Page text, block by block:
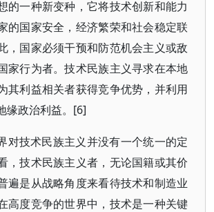
的一种新变种，它将技术创新和能力
的国家安全，经济繁荣和社会稳定联
，国家必须干预和防范机会主义或敌
家行为者。技术民族主义寻求在本地
其利益相关者获得竞争优势，并利用
缘政治利益。[6]
对技术民族主义并没有一个统一的定
，技术民族主义者，无论国籍或其价
遍是从战略角度来看待技术和制造业
高度竞争的世界中，技术是一种关键